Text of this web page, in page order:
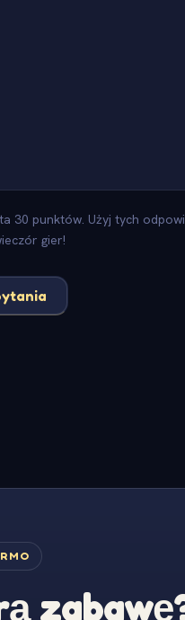
30 punktów. Użyj tych
gier!